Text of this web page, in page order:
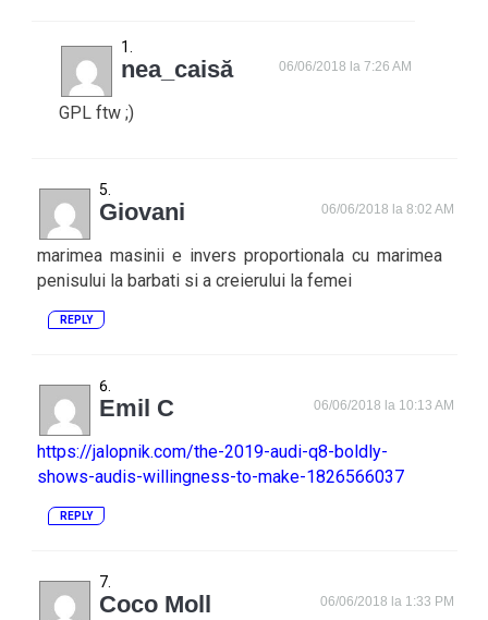
nea_caisă 06/06/2018 la 7:26 AM
GPL ftw ;)
Giovani 06/06/2018 la 8:02 AM
marimea masinii e invers proportionala cu marimea
penisului la barbati si a creierului la femei
REPLY
Emil C 06/06/2018 la 10:13 AM
https://jalopnik.com/the-2019-audi-q8-boldly-
shows-audis-willingness-to-make-1826566037
REPLY
Coco Moll 06/06/2018 la 1:33 PM